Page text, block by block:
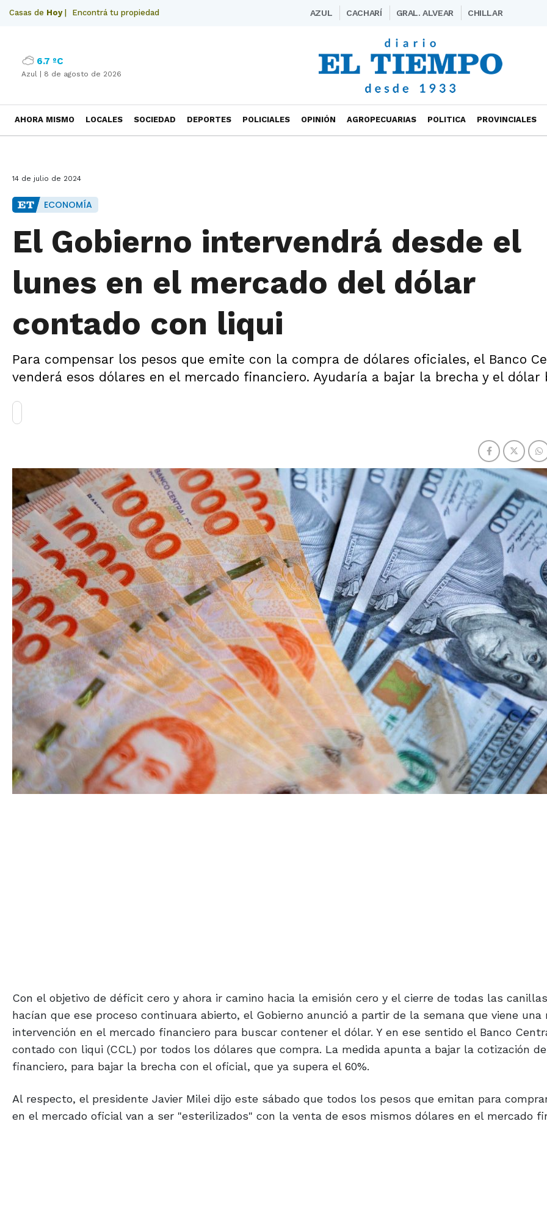
Casas de Hoy| Encontrá tu propiedad AZUL CACHARÍ GRAL. ALVEAR CHILLAR
6.7 ºC
Azul | 8 de agosto de 2026
AHORA MISMO LOCALES SOCIEDAD DEPORTES POLICIALES OPINIÓN AGROPECUARIAS POLITICA PROVINCIALES
14 de julio de 2024
ECONOMÍA
El Gobierno intervendrá desde el
lunes en el mercado del dólar
contado con liqui
Para compensar los pesos que emite con la compra de dólares oficiales, el Banco
venderá esos dólares en el mercado financiero. Ayudaría a bajar la brecha y el dólar
Con el objetivo de déficit cero y ahora ir camino hacia la emisión cero y el cierre de todas las
hacían que ese proceso continuara abierto, el Gobierno anunció a partir de la semana que viene una
intervención en el mercado financiero para buscar contener el dólar. Y en ese sentido el Banco
contado con liqui (CCL) por todos los dólares que compra. La medida apunta a bajar la cotización
financiero, para bajar la brecha con el oficial, que ya supera el 60%.
Al respecto, el presidente Javier Milei dijo este sábado que todos los pesos que emitan para
en el mercado oficial van a ser "esterilizados" con la venta de esos mismos dólares en el mercado